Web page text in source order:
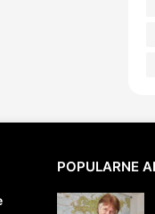
POPULARNE